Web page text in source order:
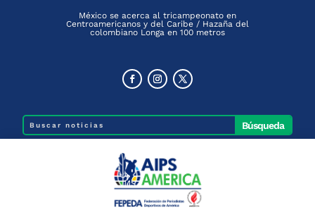
México se acerca al tricampeonato en
Centroamericanos y del Caribe / Hazaña del
colombiano Longa en 100 metros